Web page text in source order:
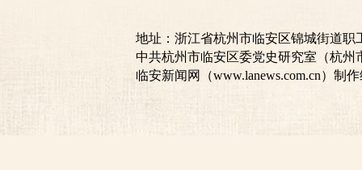
地址：浙江省杭州市临安区锦城街道职
中共杭州市临安区委党史研究室（杭
临安新闻网（www.lanews.com.cn）制